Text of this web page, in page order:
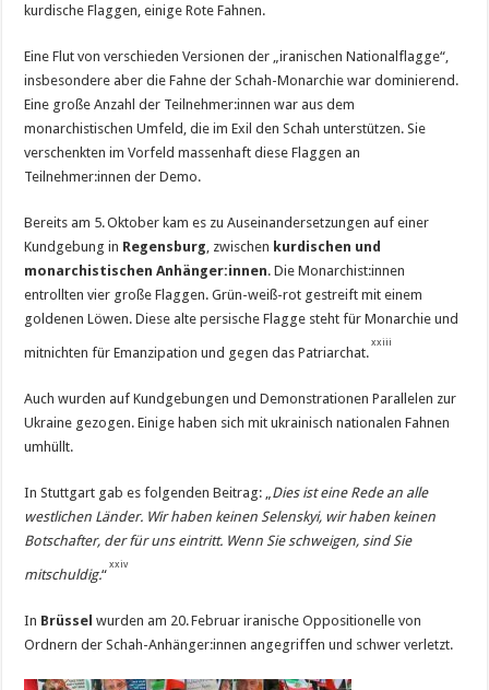
kurdische Flaggen, einige Rote Fahnen.
Eine Flut von verschieden Versionen der „iranischen Nationalflagge“,
insbesondere aber die Fahne der Schah-Monarchie war dominierend.
Eine große Anzahl der Teilnehmer:innen war aus dem
monarchistischen Umfeld, die im Exil den Schah unterstützen. Sie
verschenkten im Vorfeld massenhaft diese Flaggen an
Teilnehmer:innen der Demo.
Bereits am 5. Oktober kam es zu Auseinandersetzungen auf einer
Kundgebung in Regensburg , zwischen kurdischen und
monarchistischen Anhänger:innen. Die Monarchist:innen
entrollten vier große Flaggen. Grün-weiß-rot gestreift mit einem
goldenen Löwen. Diese alte persische Flagge steht für Monarchie und
mitnichten für Emanzipation und gegen das Patriarchat.
xxiii
Auch wurden auf Kundgebungen und Demonstrationen Parallelen zur
Ukraine gezogen. Einige haben sich mit ukrainisch nationalen Fahnen
umhüllt.
In Stuttgart gab es folgenden Beitrag: „ Dies ist eine Rede an alle
westlichen Länder. Wir haben keinen Selenskyi, wir haben keinen
Botschafter, der für uns eintritt. Wenn Sie schweigen, sind Sie
mitschuldig.“
xxiv
In Brüsselwurden am 20. Februar iranische Oppositionelle von
Ordnern der Schah-Anhänger:innen angegriffen und schwer verletzt.